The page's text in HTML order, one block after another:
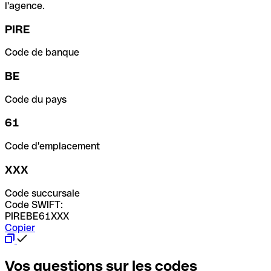
l'agence.
PIRE
Code de banque
BE
Code du pays
61
Code d'emplacement
XXX
Code succursale
Code SWIFT:
PIREBE61XXX
Copier
Vos questions sur les codes